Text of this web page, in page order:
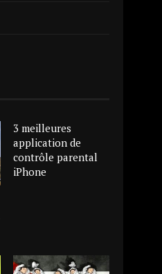
3 meilleures
application de
contrôle parental
iPhone